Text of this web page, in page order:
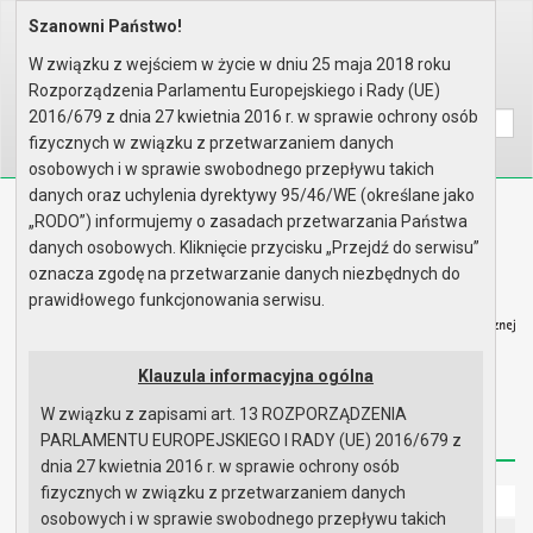
Home Prawo lokalne
Wyszukaj na stronie:
A AA
Biuletyn Informacji Publicznej
Urząd Miasta i Gminy w Gryfinie
Redakcja Instrukcja korzystania Dostępność
Strona główna
Szanowni Państwo!
W związku z wejściem w życie w dniu 25 maja 2018 roku
Rozporządzenia Parlamentu Europejskiego i Rady (UE)
2016/679 z dnia 27 kwietnia 2016 r. w sprawie ochrony osób
fizycznych w związku z przetwarzaniem danych
osobowych i w sprawie swobodnego przepływu takich
danych oraz uchylenia dyrektywy 95/46/WE (określane jako
„RODO”) informujemy o zasadach przetwarzania Państwa
danych osobowych. Kliknięcie przycisku „Przejdź do serwisu”
oznacza zgodę na przetwarzanie danych niezbędnych do
prawidłowego funkcjonowania serwisu.
Klauzula informacyjna ogólna
W związku z zapisami art. 13 ROZPORZĄDZENIA
PARLAMENTU EUROPEJSKIEGO I RADY (UE) 2016/679 z
dnia 27 kwietnia 2016 r. w sprawie ochrony osób
fizycznych w związku z przetwarzaniem danych
osobowych i w sprawie swobodnego przepływu takich